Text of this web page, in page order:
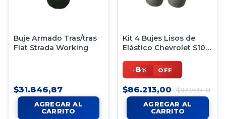
Buje Armado Tras/tras
Fiat Strada Working
$31.846,87
Kit 4 Bujes Lisos de
Elástico Chevrolet S10
- 8% OFF
$86.213,00 $93.709,18